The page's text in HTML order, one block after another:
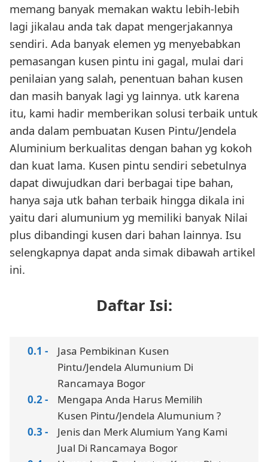
memang banyak memakan waktu lebih-lebih
lagi jikalau anda tak dapat mengerjakannya
sendiri. Ada banyak elemen yg menyebabkan
pemasangan kusen pintu ini gagal, mulai dari
penilaian yang salah, penentuan bahan kusen
dan masih banyak lagi yg lainnya. utk karena
itu, kami hadir memberikan solusi terbaik untuk
anda dalam pembuatan Kusen Pintu/Jendela
Aluminium berkualitas dengan bahan yg kokoh
dan kuat lama. Kusen pintu sendiri sebetulnya
dapat diwujudkan dari berbagai tipe bahan,
hanya saja utk bahan terbaik hingga dikala ini
yaitu dari alumunium yg memiliki banyak Nilai
plus dibandingi kusen dari bahan lainnya. Isu
selengkapnya dapat anda simak dibawah artikel
ini.
Daftar Isi:
Jasa Pembikinan Kusen
Pintu/Jendela Alumunium Di
Rancamaya Bogor
Mengapa Anda Harus Memilih
Kusen Pintu/Jendela Alumunium ?
Jenis dan Merk Alumium Yang Kami
Jual Di Rancamaya Bogor